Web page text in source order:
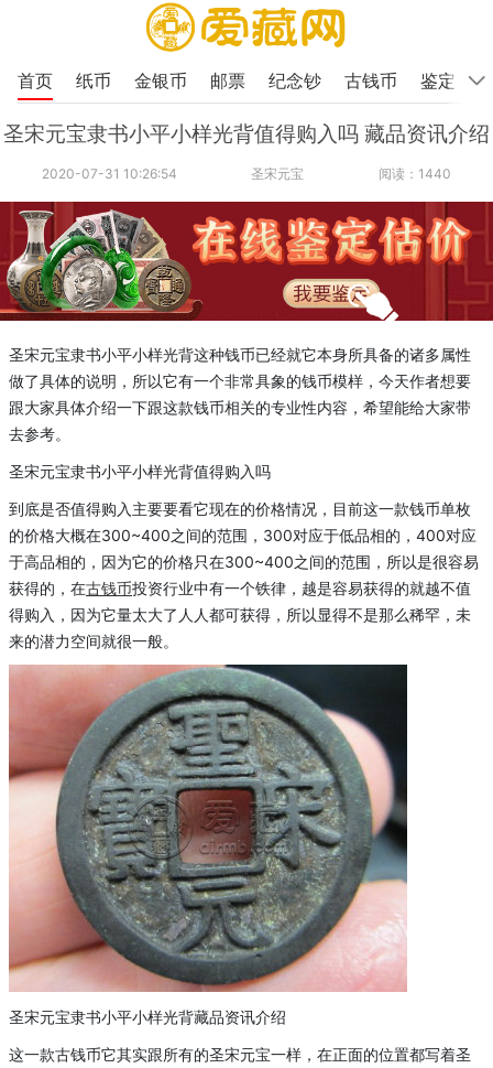
首页 纸币 金银币 邮票 纪念钞 古钱币 鉴定
圣宋元宝隶书小平小样光背值得购入吗 藏品资讯介绍
2020-07-31 10:26:54 圣宋元宝 阅读：1440
圣宋元宝隶书小平小样光背这种钱币已经就它本身所具备的诸多属性
做了具体的说明，所以它有一个非常具象的钱币模样，今天作者想要
跟大家具体介绍一下跟这款钱币相关的专业性内容，希望能给大家带
去参考。
圣宋元宝隶书小平小样光背值得购入吗
到底是否值得购入 主要要看它现在的价格情况，目前这一款钱币单枚
的价格大概在300~400之间的范围， 300对应于低品相的 ， 400对应
于高品相的，因为它的价格只在300~400之间的范围，所以是很容易
获得的，在古钱币投资行业中有一个铁律，越是容易获得的就越不值
得购入，因为它量太大了人人都可获得，所以显得不是那么稀罕，未
来的潜力空间就很一般。
圣宋元宝隶书小平小样光背藏品资讯介绍
这一款古钱币它其实跟所有的圣宋元宝一样，在正面的位置都写着圣